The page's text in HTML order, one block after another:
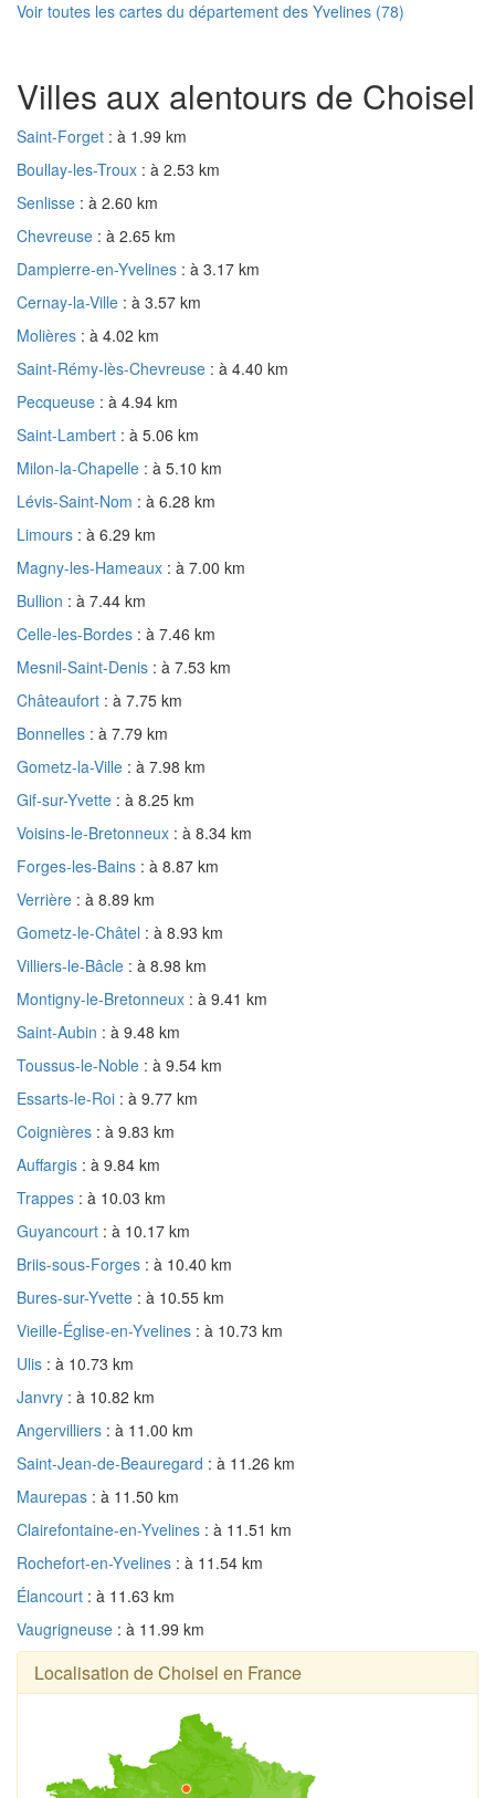
Voir toutes les cartes du département des Yvelines (78)
Villes aux alentours de Choisel
Saint-Forget : à 1.99 km
Boullay-les-Troux : à 2.53 km
Senlisse : à 2.60 km
Chevreuse : à 2.65 km
Dampierre-en-Yvelines : à 3.17 km
Cernay-la-Ville : à 3.57 km
Molières : à 4.02 km
Saint-Rémy-lès-Chevreuse : à 4.40 km
Pecqueuse : à 4.94 km
Saint-Lambert : à 5.06 km
Milon-la-Chapelle : à 5.10 km
Lévis-Saint-Nom : à 6.28 km
Limours : à 6.29 km
Magny-les-Hameaux : à 7.00 km
Bullion : à 7.44 km
Celle-les-Bordes : à 7.46 km
Mesnil-Saint-Denis : à 7.53 km
Châteaufort : à 7.75 km
Bonnelles : à 7.79 km
Gometz-la-Ville : à 7.98 km
Gif-sur-Yvette : à 8.25 km
Voisins-le-Bretonneux : à 8.34 km
Forges-les-Bains : à 8.87 km
Verrière : à 8.89 km
Gometz-le-Châtel : à 8.93 km
Villiers-le-Bâcle : à 8.98 km
Montigny-le-Bretonneux : à 9.41 km
Saint-Aubin : à 9.48 km
Toussus-le-Noble : à 9.54 km
Essarts-le-Roi : à 9.77 km
Coignières : à 9.83 km
Auffargis : à 9.84 km
Trappes : à 10.03 km
Guyancourt : à 10.17 km
Briis-sous-Forges : à 10.40 km
Bures-sur-Yvette : à 10.55 km
Vieille-Église-en-Yvelines : à 10.73 km
Ulis : à 10.73 km
Janvry : à 10.82 km
Angervilliers : à 11.00 km
Saint-Jean-de-Beauregard : à 11.26 km
Maurepas : à 11.50 km
Clairefontaine-en-Yvelines : à 11.51 km
Rochefort-en-Yvelines : à 11.54 km
Élancourt : à 11.63 km
Vaugrigneuse : à 11.99 km
Localisation de Choisel en France